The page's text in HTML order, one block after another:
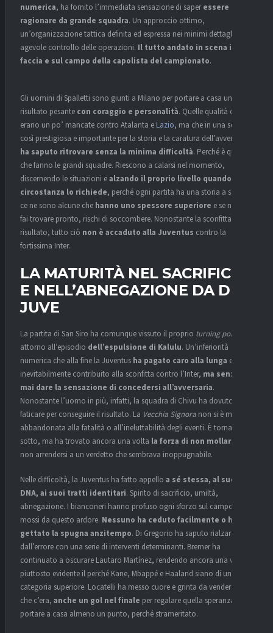
numerica, ha fornito l’immediata sensazione di saperessere e
ragionare da grande squadra. Un approccio ottimo,
un’organizzazione tattica definita ed espressa nei minimi dettagli e un
agevole controllo delle operazioni. Il tutto andato in scena in
faccia e sul campo della capolista del campionato.
Gli uomini di Spalletti sono giunti a Milano per portare a casa un
risultato pesante con coraggio e personalità. Quelle qualità che
erano un po’ mancate contro Atalanta e Lazio, ma che in una serata
così prestigiosa e importante per la storia e la caratura dell’avversaria
ha saputo ritrovare senza la minima difficoltà. Perché è questo
che fanno le grandi squadre. Riescono a calarsi nel momento,
discernendo le situazioni ealzando il proprio livello quando la
circostanza lo richiede, perché ogni partita ha una storia a sé, ma
ce ne sono alcune che hanno uno spessore superiore e se non ti
fai trovare pronto, rischi di soccombere. Nonostante la sconfitta nel
risultato, tutto ciò non è accaduto alla Juventus contro la
fortissima Inter.
LA MATURITÀ NEL SACRIFICIO
E NELL’ABNEGAZIONE DA DNA
JUVE
La partita di San Siro ha comunque vissuto il proprio turning point
attorno all’episodio dell’espulsione di Kalulu. Un’inferiorità
numerica che alla fine la Juventus ha pagato caro alla lunga e ha
inevitabilmente contribuito alla sconfitta contro l’Inter, ma senza
mai dare la sensazione di concedersi all’avversaria.
Nonostante l’uomo in più, infatti, la squadra di Chivu ha dovuto
faticare per conseguire il risultato. La Vecchia Signora non si è mai
abbandonata alla fatalità o all’ineluttabilità degli eventi. È tornata
sotto, ma ha trovato ancora una volta la forza di non mollare
non arrendersi a un verdetto che sembrava inoppugnabile.
Nelle difficoltà, la Juventus ha fatto appello a sé stessa, al suo
DNA, ai suoi tratti identitari. Spirito di sacrificio, umiltà,
abnegazione. I bianconeri hanno profuso ogni sforzo sul campo
mossi da questo ardore. Nessuno ha ceduto facilmente o ha
gettato la spugna anzitempo. Di Gregorio ha saputo rialzarsi
dall’errore con una serie di interventi determinanti. Bremer ha
continuato a oscurare Lautaro Martínez, rendendo ancora una volta
piuttosto evidente il perché Kane, Mbappé e Haaland siano di una
categoria superiore. Locatelli ha messo cuore e grinta da vendere e già
che c’era, anche un gol nel finale per regalare quella speranza di
portare a casa almeno un punto, perché strameritato.